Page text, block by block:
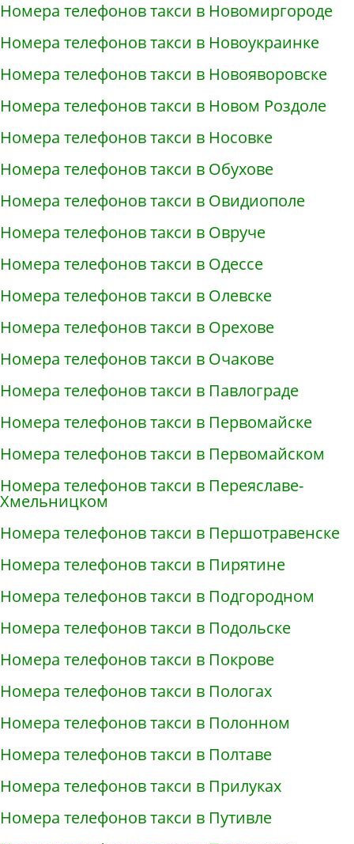
Номера телефонов такси в Новомиргороде
Номера телефонов такси в Новоукраинке
Номера телефонов такси в Новояворовске
Номера телефонов такси в Новом Роздоле
Номера телефонов такси в Носовке
Номера телефонов такси в Обухове
Номера телефонов такси в Овидиополе
Номера телефонов такси в Овруче
Номера телефонов такси в Одессе
Номера телефонов такси в Олевске
Номера телефонов такси в Орехове
Номера телефонов такси в Очакове
Номера телефонов такси в Павлограде
Номера телефонов такси в Первомайске
Номера телефонов такси в Первомайском
Номера телефонов такси в Переяславе-
Хмельницком
Номера телефонов такси в Першотравенске
Номера телефонов такси в Пирятине
Номера телефонов такси в Подгородном
Номера телефонов такси в Подольске
Номера телефонов такси в Покрове
Номера телефонов такси в Пологах
Номера телефонов такси в Полонном
Номера телефонов такси в Полтаве
Номера телефонов такси в Прилуках
Номера телефонов такси в Путивле